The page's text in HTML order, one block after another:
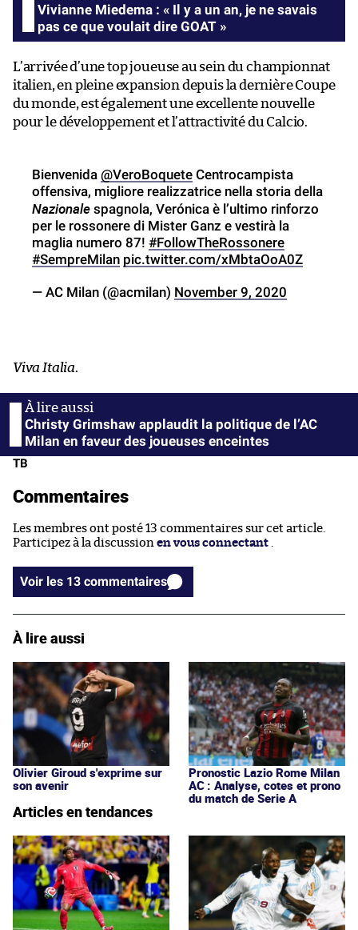
Vivianne Miedema : « Il y a un an, je ne savais
pas ce que voulait dire GOAT »
L’arrivée d’une top joueuse au sein du championnat
italien, en pleine expansion depuis la dernière Coupe
du monde, est également une excellente nouvelle
pour le développement et l’attractivité du Calcio.
Bienvenida @VeroBoquete Centrocampista
offensiva, migliore realizzatrice nella storia della
Nazionale spagnola, Verónica è l’ultimo rinforzo
per le rossonere di Mister Ganz e vestirà la
maglia numero 87! #FollowTheRossonere
#SempreMilan pic.twitter.com/xMbtaOoA0Z
— AC Milan (@acmilan) November 9, 2020
Viva Italia.
Christy Grimshaw applaudit la politique de l’AC
Milan en faveur des joueuses enceintes
TB
Commentaires
Les membres ont posté 13 commentaires sur cet article.
Participez à la discussion en vous connectant
Voir les 13 commentaires
À lire aussi
Olivier Giroud s'exprime sur
son avenir
Pronostic Lazio Rome Milan
AC : Analyse, cotes et prono
du match de Serie A
Articles en tendances